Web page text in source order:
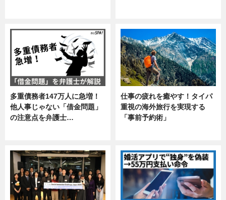
多重債務者147万人に急増！
他人事じゃない「借金問題」
の注意点を弁護士…
仕事の疲れを癒やす！タイパ
重視の海外旅行を実現する
「事前予約術」